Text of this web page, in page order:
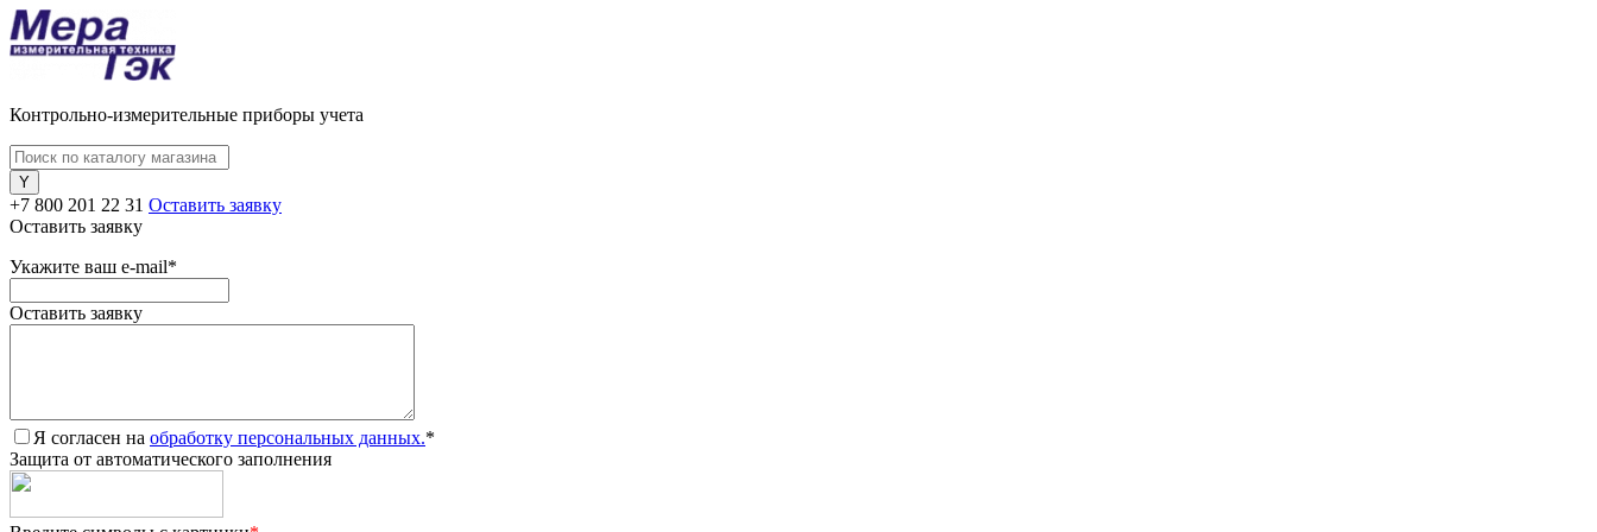
Контрольно-измерительные приборы учета
+7 800 201 22 31 Оставить заявку
Оставить заявку
Укажите ваш e-mail*
Оставить заявку
Я согласен на обработку персональных данных.*
Защита от автоматического заполнения